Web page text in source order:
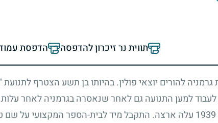
תווית נר זיכרון להדפסה הדפסת
גרמניה להורים יוצאי פולין. בהיותו בן תשע הצטרף
לעבוד למען התנועה גם לאחר שנאסרה בגרמניה לאחר עלות
1939 עלה ארצה. התקבל מיד לבית-הספר המקצועי על שם